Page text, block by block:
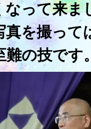
って来ま
真を撮って
難の技です